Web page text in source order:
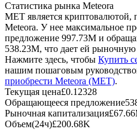
Фьючерсы с
обеспечения
Статистика рынка Meteora
MET является криптовалютой,
Meteora. У нее максимальное
предложение 997.73M и
538.23M, что дает ей
Нажмите здесь, чтобы Купить
нашим пошаговым
приобрести Meteora (MET).
Текущая цена£0.12328
Обращающееся предложение
Рыночная капитализация£
Объем(24ч)£200.68K